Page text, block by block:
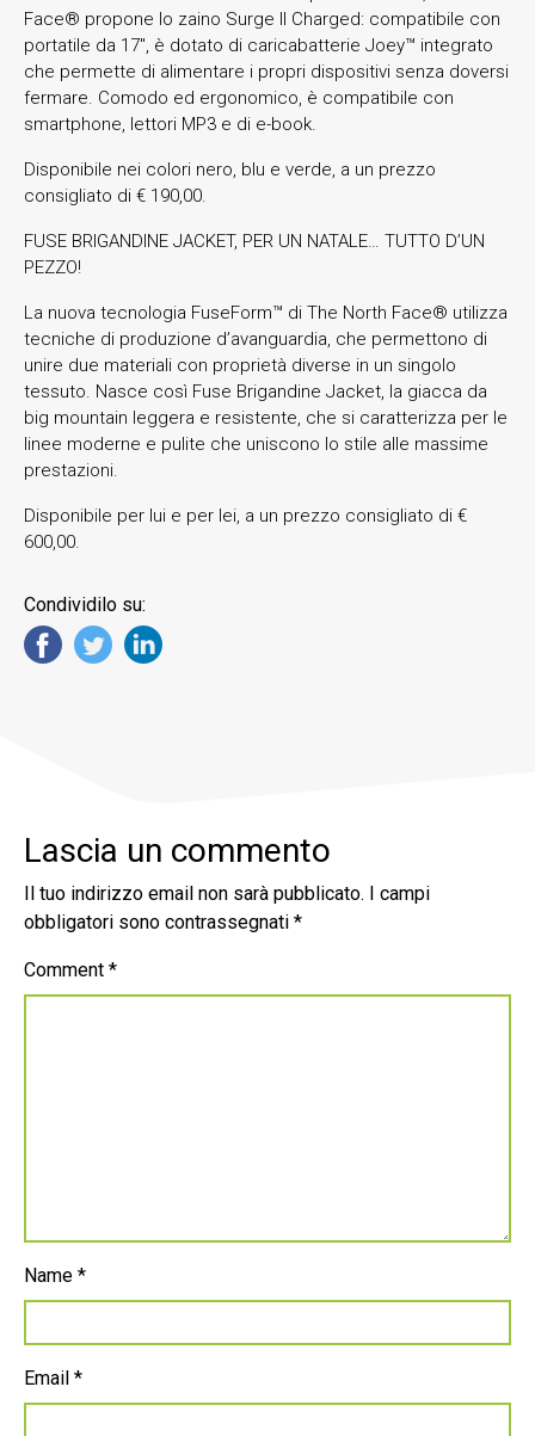
Face® propone lo zaino Surge II Charged: compatibile con
portatile da 17″, è dotato di caricabatterie Joey™ integrato
che permette di alimentare i propri dispositivi senza doversi
fermare. Comodo ed ergonomico, è compatibile con
smartphone, lettori MP3 e di e-book.
Disponibile nei colori nero, blu e verde, a un prezzo
consigliato di € 190,00.
FUSE BRIGANDINE JACKET, PER UN NATALE… TUTTO D’UN
PEZZO!
La nuova tecnologia FuseForm™ di The North Face® utilizza
tecniche di produzione d’avanguardia, che permettono di
unire due materiali con proprietà diverse in un singolo
tessuto. Nasce così Fuse Brigandine Jacket, la giacca da
big mountain leggera e resistente, che si caratterizza per le
linee moderne e pulite che uniscono lo stile alle massime
prestazioni.
Disponibile per lui e per lei, a un prezzo consigliato di €
600,00.
Condividilo su:
Lascia un commento
Il tuo indirizzo email non sarà pubblicato.
I campi
obbligatori sono contrassegnati *
Comment *
Name *
Email *